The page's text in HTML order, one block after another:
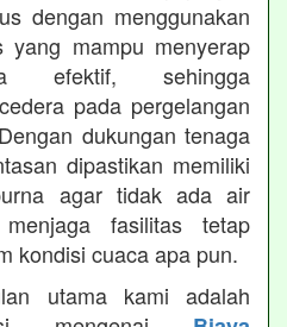
dengan menggunakan
yang mampu menyerap
efektif, sehingga
pada pergelangan
dukungan tenaga
dipastikan memiliki
agar tidak ada air
fasilitas tetap
kondisi cuaca apa pun.
utama kami adalah